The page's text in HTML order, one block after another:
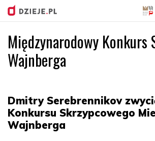
Przejdź
do
Międzynarodowy Konkurs
Wajnberga
Dmitry Serebrennikov
Konkursu Skrzypcowego
Wajnberga